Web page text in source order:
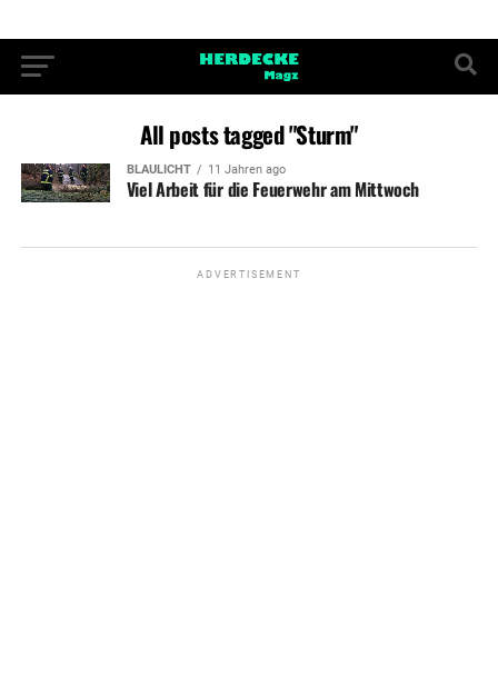
All posts tagged "Sturm"
BLAULICHT 11 Jahren ago
Viel Arbeit für die Feuerwehr am Mittwoch
ADVERTISEMENT